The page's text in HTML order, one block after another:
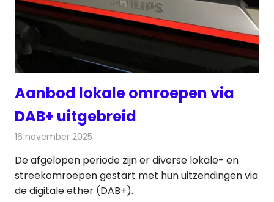
Aanbod lokale omroepen via
DAB+ uitgebreid
16 november 2025
De afgelopen periode zijn er diverse lokale- en
streekomroepen gestart met hun uitzendingen via
de digitale ether (DAB+).